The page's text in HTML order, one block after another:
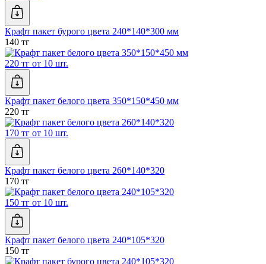
Крафт пакет бурого цвета 240*140*300 мм
140 тг
220 тг от 10 шт.
Крафт пакет белого цвета 350*150*450 мм
220 тг
170 тг от 10 шт.
Крафт пакет белого цвета 260*140*320
170 тг
150 тг от 10 шт.
Крафт пакет белого цвета 240*105*320
150 тг